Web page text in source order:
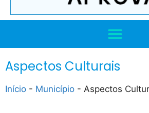
Aspectos Culturais
Início - Município - Aspectos